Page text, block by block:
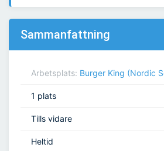
Sammanfattning
Arbetsplats: Burger King (Nordic
1 plats
Tills vidare
Heltid